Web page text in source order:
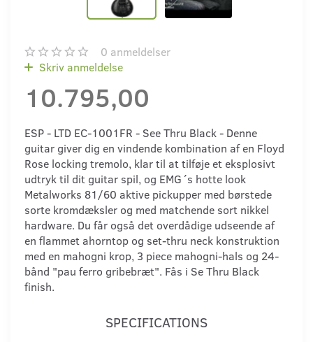
0 anmeldelser
Skriv anmeldelse
10.795,00
ESP - LTD EC-1001FR - See Thru Black - Denne
guitar giver dig en vindende kombination af en Floyd
Rose locking tremolo, klar til at tilføje et eksplosivt
udtryk til dit guitar spil, og EMG´s hotte look
Metalworks 81/60 aktive pickupper med børstede
sorte kromdæksler og med matchende sort nikkel
hardware. Du får også det overdådige udseende af
en flammet ahorntop og set-thru neck konstruktion
med en mahogni krop, 3 piece mahogni-hals og 24-
bånd "pau ferro gribebræt". Fås i Se Thru Black
finish.
SPECIFICATIONS